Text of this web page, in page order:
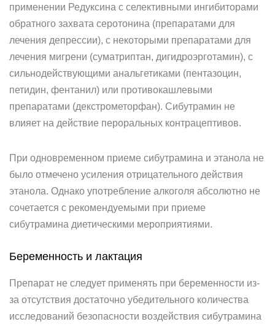
применении Редуксина с селективными ингибиторами
обратного захвата серотонина (препаратами для
лечения депрессии), с некоторыми препаратами для
лечения мигрени (суматриптан, дигидроэрготамин), с
сильнодействующими анальгетиками (пентазоцин,
петидин, фентанил) или противокашлевыми
препаратами (декстрометорфан). Сибутрамин не
влияет на действие пероральных контрацептивов.
При одновременном приеме сибутрамина и этанола не
было отмечено усиления отрицательного действия
этанола. Однако употребление алкоголя абсолютно не
сочетается с рекомендуемыми при приеме
сибутрамина диетическими мероприятиями.
Беременность и лактация
Препарат не следует применять при беременности из-
за отсутствия достаточно убедительного количества
исследований безопасности воздействия сибутрамина